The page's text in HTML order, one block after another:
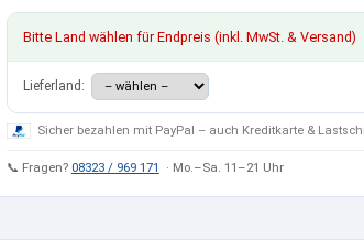
Bitte Land wählen für Endpreis (inkl. MwSt. & Versand)
Lieferland:
Sicher bezahlen mit PayPal – auch Kreditkarte &
📞 Fragen? 08323 / 969 171 · Mo.–Sa. 11–21 Uhr